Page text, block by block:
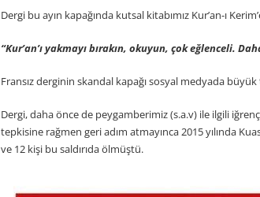
Dergi bu ayın kapağında kutsal kitabımız Kur’an-ı
“Kur’an’ı yakmayı bırakın, okuyun, çok eğlenceli.
Fransız derginin skandal kapağı sosyal medyada
Dergi, daha önce de peygamberimiz (s.a.v) ile ilgili
tepkisine rağmen geri adım atmayınca 2015 yılında
ve 12 kişi bu saldırıda ölmüştü.